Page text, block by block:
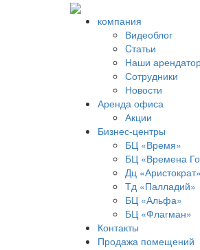
компания
Видеоблог
Cтатьи
Наши
Сотрудники
Новости
Аренда офиса
Акции
Бизнес-центры
БЦ «Время»
БЦ «Времена
Дц «Аристократ»
Тд «Палладий»
БЦ «Альфа»
БЦ «Флагман»
Контакты
Продажа помещений